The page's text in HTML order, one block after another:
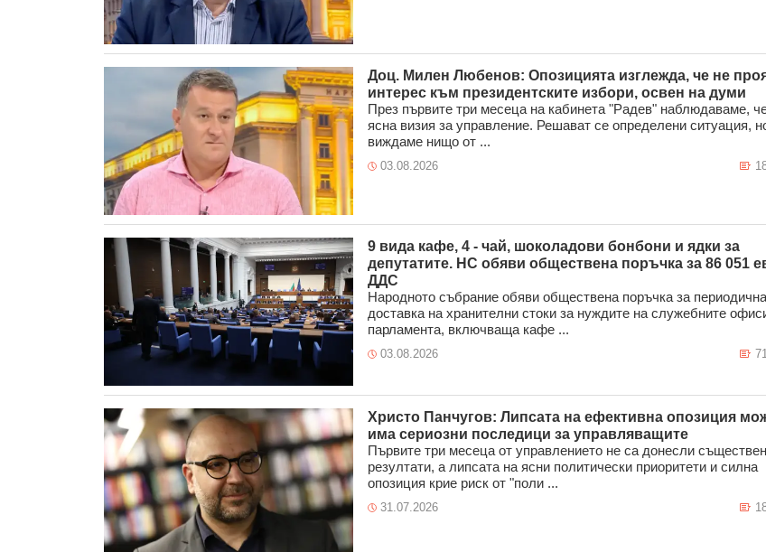
Доц. Милен Любенов: Опозицията изглежда, че не
интерес към президентските избори, освен на думи
През първите три месеца на кабинета "Радев" наблюдаваме,
ясна визия за управление. Решават се определени ситуация,
виждаме нищо от ...
03.08.2026
9 вида кафе, 4 - чай, шоколадови бонбони и ядки за
депутатите. НС обяви обществена поръчка за 86 051
ДДС
Народното събрание обяви обществена поръчка за периодична
доставка на хранителни стоки за нуждите на служебните
парламента, включваща кафе ...
03.08.2026 71
Христо Панчугов: Липсата на ефективна опозиция
има сериозни последици за управляващите
Първите три месеца от управлението не са донесли
резултати, а липсата на ясни политически приоритети и силна
опозиция крие риск от "поли ...
31.07.2026